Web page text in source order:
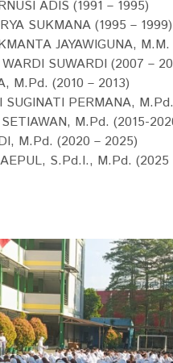
ADIS (1991 – 1995)
SUKMANA (1995 – 1999)
JAYAWIGUNA,
SUWARDI (2007 –
M.Pd. (2010 – 2013)
SUGINATI PERMANA,
M.Pd. (2015-
M.Pd. (2020 – 2025)
S.Pd.I., M.Pd. (2025